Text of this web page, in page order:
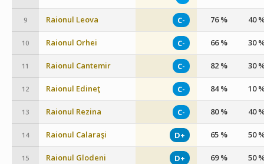
9 Raionul Leova C- 76 % 40
10 Raionul Orhei C- 66 % 30
11 Raionul Cantemir C- 82 % 30
12 Raionul Edineţ C- 84 % 10
13 Raionul Rezina C- 80 % 40
14 Raionul Calaraşi D+ 65 % 50
15 Raionul Glodeni D+ 69 % 50